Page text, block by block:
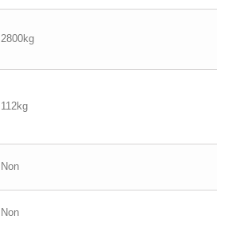
2800kg
112kg
Non
Non